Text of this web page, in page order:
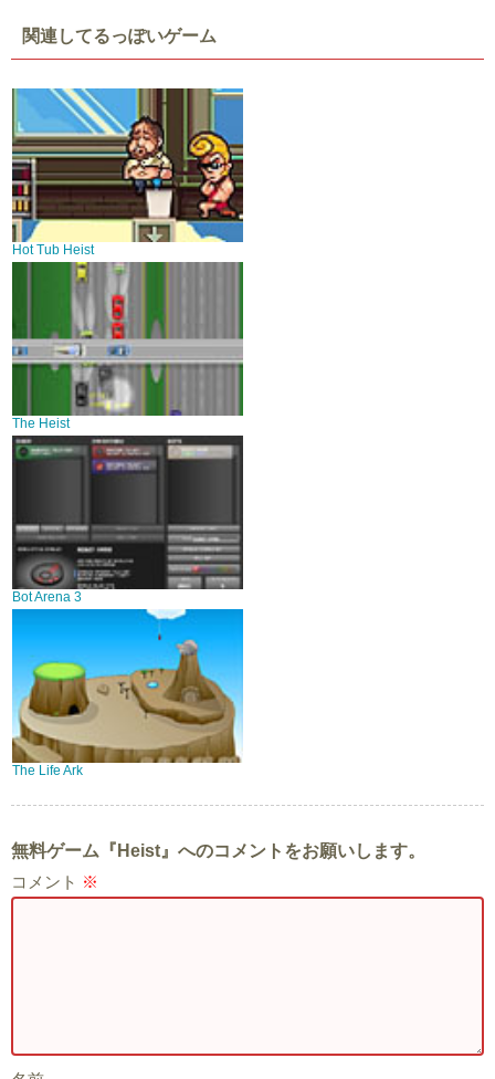
関連してるっぽいゲーム
Hot Tub Heist
The Heist
Bot Arena 3
The Life Ark
無料ゲーム『Heist』へのコメントをお願いします。
コメント ※